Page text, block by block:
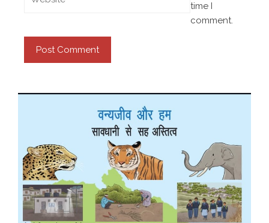
time I
comment.